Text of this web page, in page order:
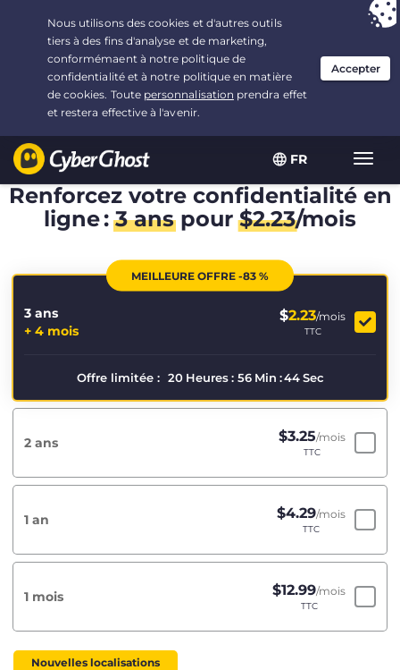
FR
Vous avez opté pour :L'offre la plus avantageuse
3.3333333333333 ans à $2.23/mois
Renforcez votre confidentialité en
ligne :3 anspour$2.23/mois
MEILLEURE OFFRE -83 %
3 ans
+ 4 mois
$2.23/mois
TTC
Offre limitée : 20 Heures : 56 Min :44 Sec
2 ans $3.25/mois
TTC
1 an $4.29/mois
TTC
1 mois $12.99/mois
TTC
Nouvelles localisations